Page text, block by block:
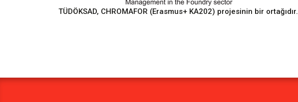
TÜDÖKSAD, CHROMAFOR (Erasmus+ KA202) projesinin bir ortağıdır.